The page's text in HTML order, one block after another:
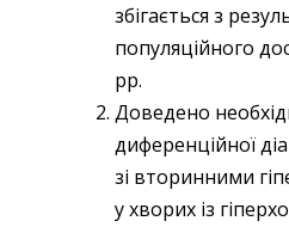
збігається з
популяційного
рр.
Доведено
диференційної
зі вторинними
у хворих із